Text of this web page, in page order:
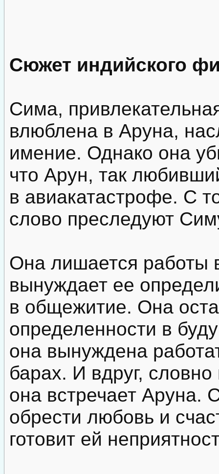
Сюжет индийского
Сима,
влюблена в Аруна,
имение. Однако она
что Арун, так
в авиакатастрофе. С
слово преследуют
Она лишается работы
вынуждает ее
в общежитие. Она
определенности в
она вынуждена
барах. И вдруг,
она встречает Аруна.
обрести любовь и
готовит ей